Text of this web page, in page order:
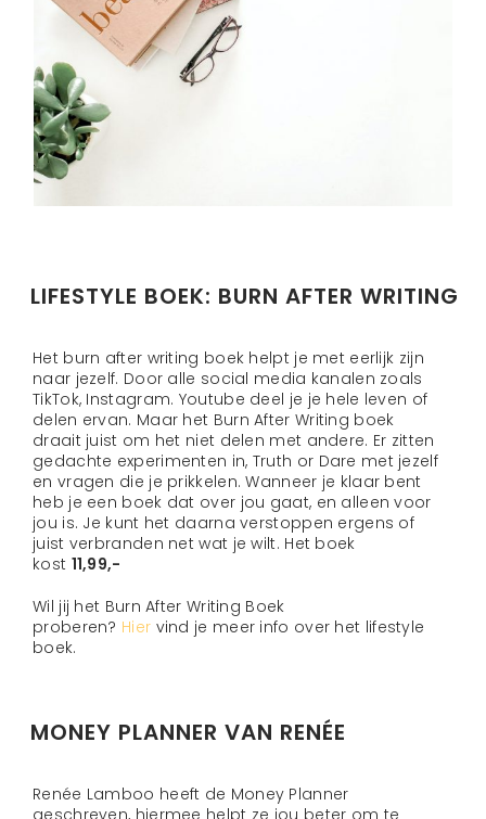
LIFESTYLE BOEK: BURN AFTER WRITING
Het burn after writing boek helpt je met eerlijk zijn
naar jezelf. Door alle social media kanalen zoals
TikTok, Instagram. Youtube deel je je hele leven of
delen ervan. Maar het Burn After Writing boek
draait juist om het niet delen met andere. Er zitten
gedachte experimenten in, Truth or Dare met jezelf
en vragen die je prikkelen. Wanneer je klaar bent
heb je een boek dat over jou gaat, en alleen voor
jou is. Je kunt het daarna verstoppen ergens of
juist verbranden net wat je wilt. Het boek
kost 11,99,-
Wil jij het Burn After Writing Boek
proberen? Hier vind je meer info over het lifestyle
boek.
MONEY PLANNER VAN RENÉE
Renée Lamboo heeft de Money Planner